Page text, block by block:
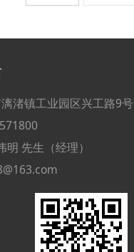
渚镇工业园区兴工路9号
先生（经理）